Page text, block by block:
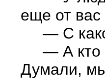
еще от вас
— С
— А кто
Думали,